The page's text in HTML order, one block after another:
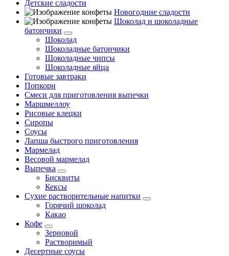
Детские сладости
Новогодние сладости
Шоколад и шоколадные
батончики
Шоколад
Шоколадные батончики
Шоколадные чипсы
Шоколадные яйца
Готовые завтраки
Попкорн
Смеси для приготовления выпечки
Маршмеллоу
Рисовые клецки
Сиропы
Соусы
Лапша быстрого приготовления
Мармелад
Весовой мармелад
Выпечка
Бисквиты
Кексы
Сухие растворительные напитки
Горячий шоколад
Какао
Кофе
Зерновой
Растворимый
Десертные соусы